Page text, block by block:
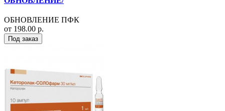
ОБНОВЛЕНИЕ ПФК
от 198.00 р.
Под заказ